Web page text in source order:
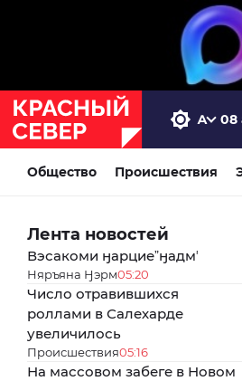
08
Общество Происшествия
Лента новостей
Вэсакоми ӈарциеˮӈадмʼ
Няръяна Ӈэрм05:20
Число отравившихся
роллами в Салехарде
увеличилось
Происшествия05:16
На массовом забеге в Новом